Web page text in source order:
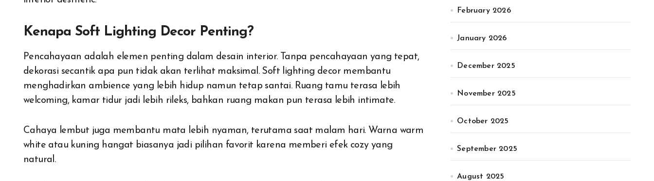
Kenapa Soft Lighting Decor Penting?
Pencahayaan adalah elemen penting dalam desain interior. Tanpa pencahayaan yang tepat,
dekorasi secantik apa pun tidak akan terlihat maksimal. Soft lighting decor membantu
menghadirkan ambience yang lebih hidup namun tetap santai. Ruang tamu terasa lebih
welcoming, kamar tidur jadi lebih rileks, bahkan ruang makan pun terasa lebih intimate.
Cahaya lembut juga membantu mata lebih nyaman, terutama saat malam hari. Warna warm
white atau kuning hangat biasanya jadi pilihan favorit karena memberi efek cozy yang
natural.
February 2026
January 2026
December 2025
November 2025
October 2025
September 2025
August 2025